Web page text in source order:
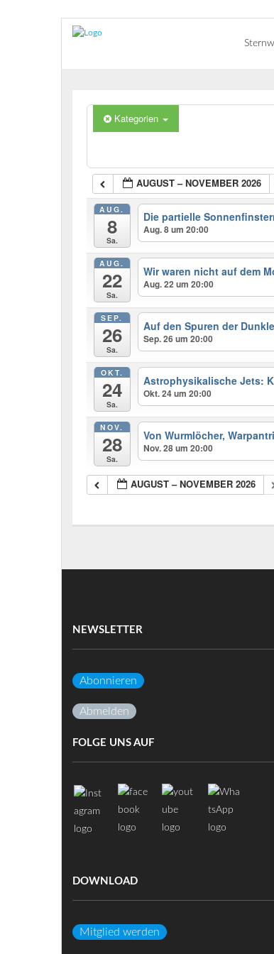
Kategorien
AUGUST – NOVEMBER 2026
AUG.
8
Sa.
Die partielle
Aug. 8 um 20:00
AUG.
22
Sa.
Wir waren nicht auf dem
Aug. 22 um 20:00
SEP.
26
Sa.
Auf den Spuren der
Sep. 26 um 20:00
OKT.
24
Sa.
Astrophysikalische Jets:
Okt. 24 um 20:00
NOV.
28
Sa.
Von Wurmlöcher,
Nov. 28 um 20:00
AUGUST – NOVEMBER 2026
NEWSLETTER
Abonnieren
Abmelden
FOLGE UNS AUF
DOWNLOAD
Mitglied werden